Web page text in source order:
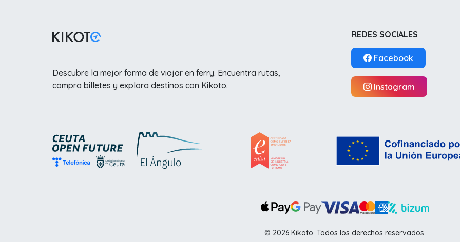
Descubre la mejor forma de viajar en ferry. Encuentra rutas,
compra billetes y explora destinos con Kikoto.
REDES SOCIALES
Facebook
Instagram
© 2026 Kikoto. Todos los derechos reservados.